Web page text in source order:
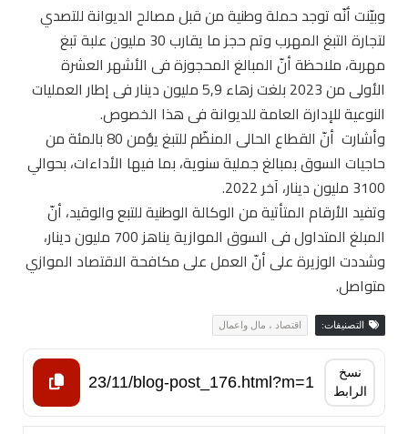
وبيّنت أنّه توجد حملة وطنية من قبل مصالح الديوانة للتصدي
لتجارة التبغ المهرب وتم حجز ما يقارب 30 مليون علبة تبغ
مهربة، ملاحظة أنّ المبالغ المحجوزة في الأشهر العشرة
الأولى من 2023 بلغت زهاء 5٫9 مليون دينار في إطار العمليات
النوعية للإدارة العامة للديوانة في هذا الخصوص.
وأشارت أنّ القطاع الحالي المنظّم للتبغ يؤمن 80 بالمئة من
حاجيات السوق بمبالغ جملية سنوية، بما فيها الأداءات، بحوالي
3100 مليون دينار، آخر 2022.
وتفيد الأرقام المتأتية من الوكالة الوطنية للتبع والوقيد، أنّ
المبلغ المتداول في السوق الموازية يناهز 700 مليون دينار،
وشددت الوزيرة على أنّ العمل على مكافحة الاقتصاد الموازي
متواصل.
التصنيفات: اقتصاد ، مال واعمال
نسخ
الرابط